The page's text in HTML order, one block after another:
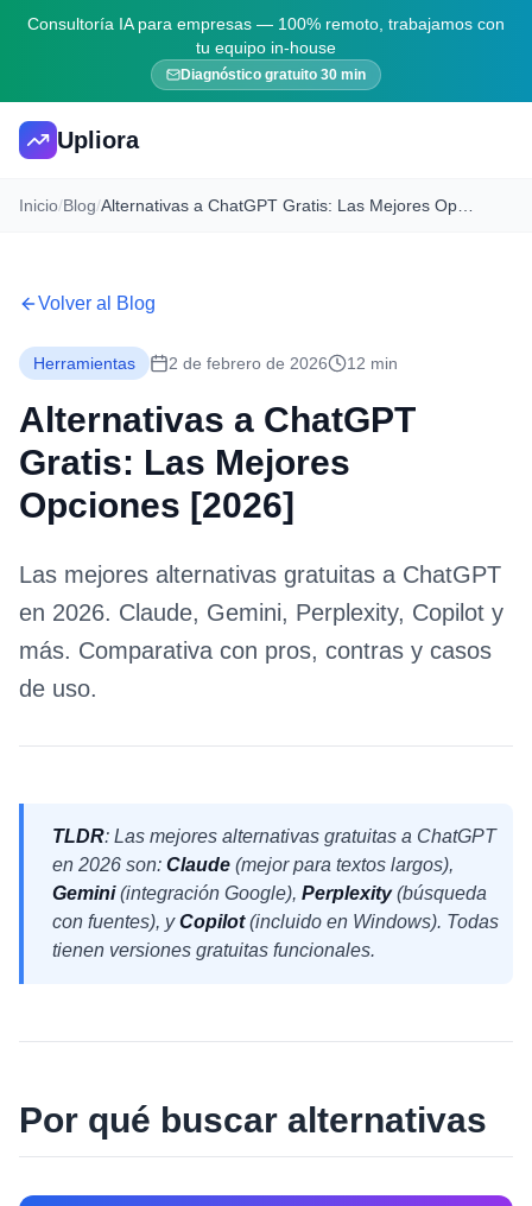
Consultoría IA para empresas — 100% remoto, trabajamos con
tu equipo in-house
Diagnóstico gratuito 30 min
Upliora
Inicio/Blog/
Volver al Blog
Herramientas 2 de febrero de 2026 12 min
Alternativas a ChatGPT
Gratis: Las Mejores
Opciones [2026]
Las mejores alternativas gratuitas a ChatGPT
en 2026. Claude, Gemini, Perplexity, Copilot y
más. Comparativa con pros, contras y casos
de uso.
TLDR: Las mejores alternativas gratuitas a ChatGPT
en 2026 son: Claude (mejor para textos largos),
Gemini(integración Google), Perplexity(búsqueda
con fuentes), yCopilot(incluido en Windows). Todas
tienen versiones gratuitas funcionales.
Por qué buscar alternativas